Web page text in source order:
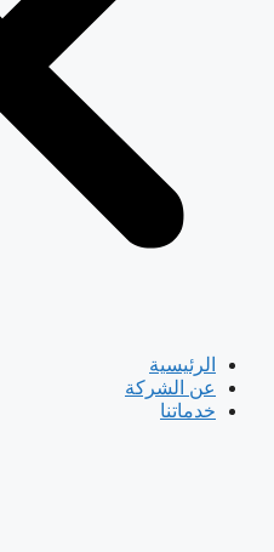
الرئيسية
عن الشركة
خدماتنا